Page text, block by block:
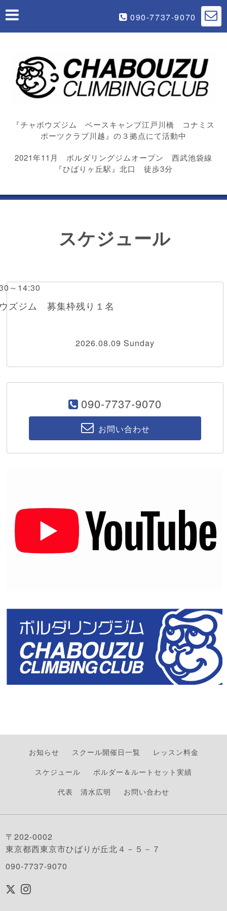
090-7737-9070
『チャボウズジム ベースキャンプ江戸川橋 コナミス
ポーツクラブ川越』の３拠点にて活動中
2021年11月 ボルダリングジムオープン 西武池袋線
『ひばりヶ丘駅』北口 徒歩3分
スケジュール
～14:30
ズジム 募集枠残り１名
2026.08.09 Sunday
090-7737-9070
お問い合わせ
お知らせ スクール開催日一覧
レッスン料金
スケジュール
ボルダー＆ルートセット実績
代表 清水広明
お問い合わせ
〒202-0002
東京都西東京市ひばりが丘北４－５－７
090-7737-9070